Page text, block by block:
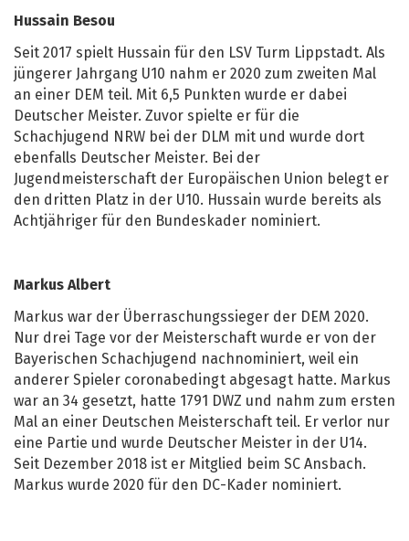
Hussain Besou
Seit 2017 spielt Hussain für den LSV Turm Lippstadt. Als
jüngerer Jahrgang U10 nahm er 2020 zum zweiten Mal
an einer DEM teil. Mit 6,5 Punkten wurde er dabei
Deutscher Meister. Zuvor spielte er für die
Schachjugend NRW bei der DLM mit und wurde dort
ebenfalls Deutscher Meister. Bei der
Jugendmeisterschaft der Europäischen Union belegt er
den dritten Platz in der U10. Hussain wurde bereits als
Achtjähriger für den Bundeskader nominiert.
Markus Albert
Markus war der Überraschungssieger der DEM 2020.
Nur drei Tage vor der Meisterschaft wurde er von der
Bayerischen Schachjugend nachnominiert, weil ein
anderer Spieler coronabedingt abgesagt hatte. Markus
war an 34 gesetzt, hatte 1791 DWZ und nahm zum ersten
Mal an einer Deutschen Meisterschaft teil. Er verlor nur
eine Partie und wurde Deutscher Meister in der U14.
Seit Dezember 2018 ist er Mitglied beim SC Ansbach.
Markus wurde 2020 für den DC-Kader nominiert.